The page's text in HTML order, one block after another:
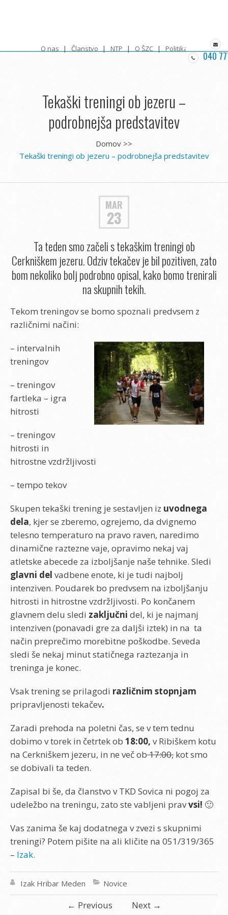
O nas Članstvo NTP O ŠZC Politika zasebnosti
040
Tekaški treningi ob jezeru –
podrobnejša predstavitev
Domov >>
Tekaški treningi ob jezeru – podrobnejša predstavitev
MAR
23
Ta teden smo začeli s tekaškim treningi ob
Cerkniškem jezeru. Odziv tekačev je bil pozitiven, zato
bom nekoliko bolj podrobno opisal, kako bomo trenirali
na skupnih tekih.
Tekom treningov se bomo spoznali predvsem z
različnimi načini:
– intervalnih
treningov
– treningov
fartleka – igra
hitrosti
– treningov
hitrosti in
hitrostne vzdržljivosti
– tempo tekov
Skupen tekaški trening je sestavljen iz uvodnega
dela, kjer se zberemo, ogrejemo, da dvignemo
telesno temperaturo na pravo raven, naredimo
dinamične raztezne vaje, opravimo nekaj vaj
atletske abecede za izboljšanje naše tehnike. Sledi
glavni del vadbene enote, ki je tudi najbolj
intenziven. Poudarek bo predvsem na izboljšanju
hitrosti in hitrostne vzdržljivosti. Po končanem
glavnem delu sledi zaključni del, ki je najmanj
intenziven (ponavadi gre za daljši iztek) in na ta
način preprečimo morebitne poškodbe. Seveda
sledi še nekaj minut statičnega raztezanja in
treninga je konec.
Vsak trening se prilagodi različnim stopnjam
pripravljenosti tekačev.
Zaradi prehoda na poletni čas, se v tem tednu
dobimo v torek in četrtek ob 18:00, v Ribiškem kotu
na Cerkniškem jezeru, in ne več ob17:00, kot smo
se dobivali ta teden.
Zapisal bi še, da članstvo v TKD Sovica ni pogoj za
udeležbo na treningu, zato ste vabljeni pravvsi! 🙂
Vas zanima še kaj dodatnega v zvezi s skupnimi
treningi? Potem pišite na ali kličite na 051/319/365
– Izak.
Izak Hribar Meden Novice
← Previous Next →